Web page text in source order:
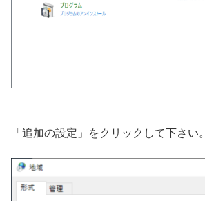
「追加の設定」をクリックして下さい。